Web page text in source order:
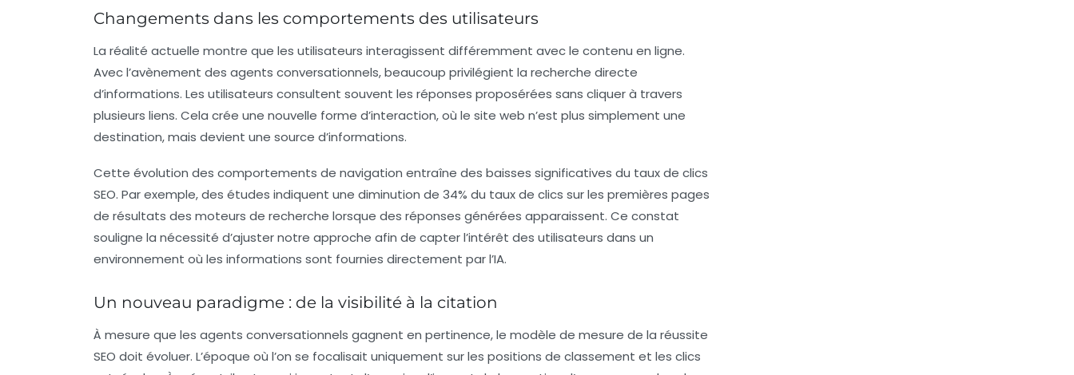
Changements dans les comportements des utilisateurs
La réalité actuelle montre que les utilisateurs interagissent différemment avec le contenu en ligne.
Avec l’avènement des agents conversationnels, beaucoup privilégient la recherche directe
d’informations. Les utilisateurs consultent souvent les réponses proposérées sans cliquer à travers
plusieurs liens. Cela crée une nouvelle forme d’interaction, où le site web n’est plus simplement une
destination, mais devient une source d’informations.
Cette évolution des comportements de navigation entraîne des baisses significatives du taux de clics
SEO. Par exemple, des études indiquent une diminution de 34% du taux de clics sur les premières pages
de résultats des moteurs de recherche lorsque des réponses générées apparaissent. Ce constat
souligne la nécessité d’ajuster notre approche afin de capter l’intérêt des utilisateurs dans un
environnement où les informations sont fournies directement par l’IA.
Un nouveau paradigme : de la visibilité à la citation
À mesure que les agents conversationnels gagnent en pertinence, le modèle de mesure de la réussite
SEO doit évoluer. L’époque où l’on se focalisait uniquement sur les positions de classement et les clics